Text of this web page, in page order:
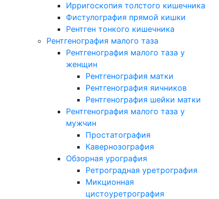
Ирригоскопия толстого кишечника
Фистулография прямой кишки
Рентген тонкого кишечника
Рентгенография малого таза
Рентгенография малого таза у
женщин
Рентгенография матки
Рентгенография яичников
Рентгенография шейки матки
Рентгенография малого таза у
мужчин
Простатография
Кавернозография
Обзорная урография
Ретроградная уретрография
Микционная
цистоуретрография